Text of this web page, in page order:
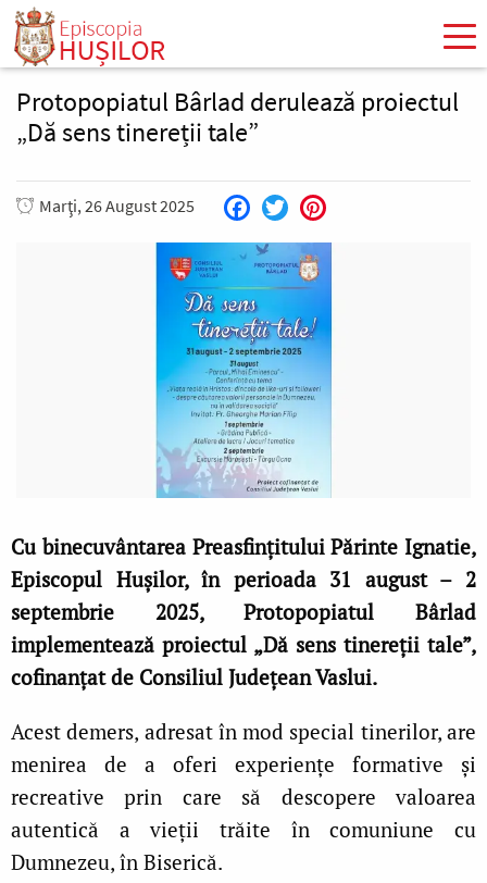
Mergi
conţinutul
principal
Protopopiatul Bârlad derulează proiectul
„Dă sens tinereții tale”
Marţi, 26 August 2025 Facebook
Twitter
Cu binecuvântarea Preasfințitului Părinte Ignatie,
Episcopul Hușilor, în perioada 31 august – 2
septembrie 2025, Protopopiatul Bârlad
implementează proiectul „Dă sens tinereții tale”,
cofinanțat de Consiliul Județean Vaslui.
Acest demers, adresat în mod special tinerilor, are
menirea de a oferi experiențe formative și
recreative prin care să descopere valoarea
autentică a vieții trăite în comuniune cu
Dumnezeu, în Biserică.